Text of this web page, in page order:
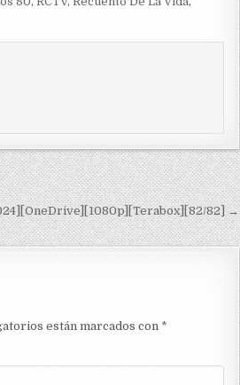
82] →
están marcados con *